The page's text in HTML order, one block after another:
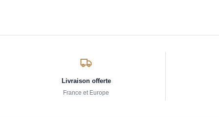
Livraison offerte
France et Europe